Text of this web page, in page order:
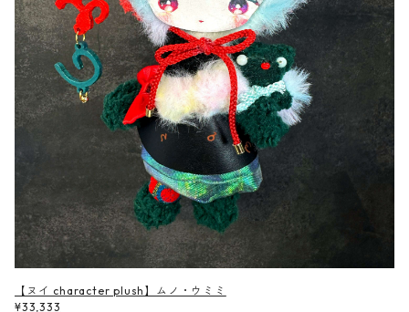
【ヌイ character plush】ムノ・ウミミ
¥33,333